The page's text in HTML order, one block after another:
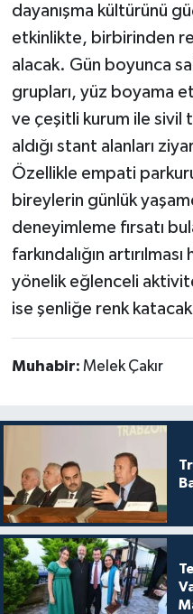
dayanışma kültürünü
etkinlikte, birbirinden
alacak. Gün boyunca
grupları, yüz boyama
ve çeşitli kurum ile sivil
aldığı stant alanları
Özellikle empati
bireylerin günlük
deneyimleme fırsatı
farkındalığın
yönelik eğlenceli
ise şenliğe renk
Muhabir: Melek Çakır